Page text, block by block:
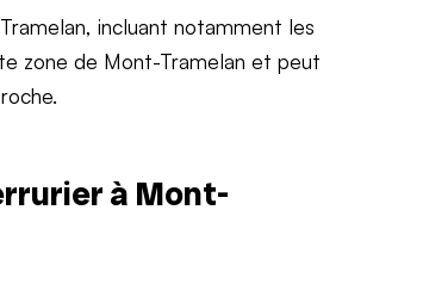
incluant notamment les
zone de Mont-Tramelan et peut
à Mont-